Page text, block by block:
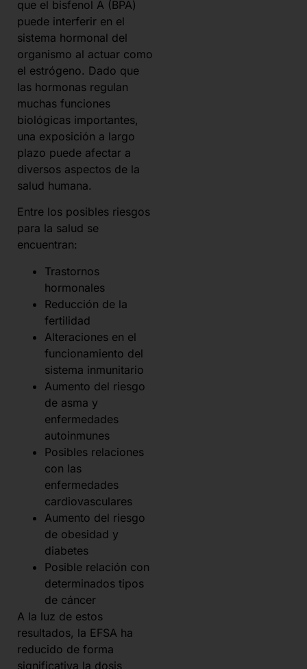
que el bisfenol A (BPA)
puede interferir en el
sistema hormonal del
organismo al actuar como
el estrógeno. Dado que
las hormonas regulan
muchas funciones
biológicas importantes,
una exposición a largo
plazo puede afectar a
diversos aspectos de la
salud humana.
Entre los posibles riesgos
para la salud se
encuentran:
Trastornos
hormonales
Reducción de la
fertilidad
Alteraciones en el
funcionamiento del
sistema inmunitario
Aumento del riesgo
de asma y
enfermedades
autoinmunes
Posibles relaciones
con las
enfermedades
cardiovasculares
Aumento del riesgo
de obesidad y
diabetes
Posible relación con
determinados tipos
de cáncer
A la luz de estos
resultados, la EFSA ha
reducido de forma
significativa la dosis